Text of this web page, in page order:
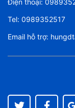
Điện thoại:
Tel: 0989352517
Email hỗ trợ: